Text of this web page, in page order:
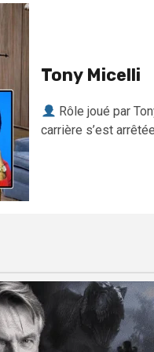
Tony Micelli
Rôle joué par
carrière s’est